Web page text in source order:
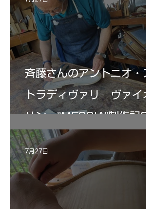
斉藤さんのアントニオ・ス
トラディヴァリ ヴァイオ
リン ”MESSIA"制作記33
7月27日